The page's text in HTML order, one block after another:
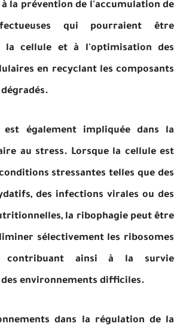
la prévention de l'accumulation de
qui pourraient être
la cellule et à l'optimisation des
en recyclant les composants
est également impliquée dans la
au stress. Lorsque la cellule est
stressantes telles que des
des infections virales ou des
la ribophagie peut être
sélectivement les ribosomes
contribuant ainsi à la survie
environnements difficiles.
dans la régulation de la